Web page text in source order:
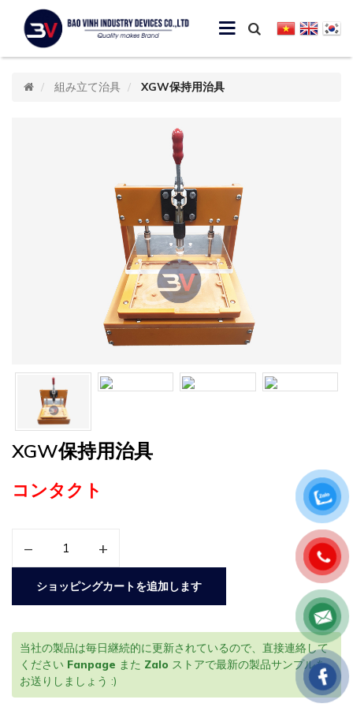
組み立て治具 XGW保持用治具
XGW保持用治具
コンタクト
– +
ショッピングカートを追加します
当社の製品は毎日継続的に更新されているので、直接連絡して
ください Fanpage また Zalo ストアで最新の製品サンプルを
お送りしましょう :)